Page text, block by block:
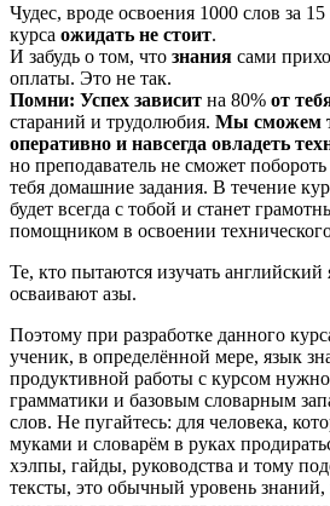
Чудес, вроде освоения 1000 слов за
курса ожидать не стоит.
И забудь о том, что знания сами
оплаты. Это не так.
Помни: Успех зависит на 80% от
стараний и трудолюбия. Мы сможем
оперативно и навсегда овладеть
но преподаватель не сможет
тебя домашние задания. В течение
будет всегда с тобой и станет
помощником в освоении
Те, кто пытаются изучать английский
осваивают азы.
Поэтому при разработке данного
ученик, в определённой мере, язык
продуктивной работы с курсом
грамматики и базовым словарным
слов. Не пугайтесь: для человека,
муками и словарём в руках
хэлпы, гайды, руководства и тому
тексты, это обычный уровень